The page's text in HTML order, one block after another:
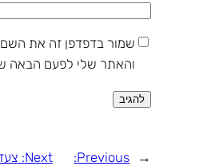
שמור בדפדפן זה את השם,
והאתר שלי לפעם הבאה
←
Previous:
Next: